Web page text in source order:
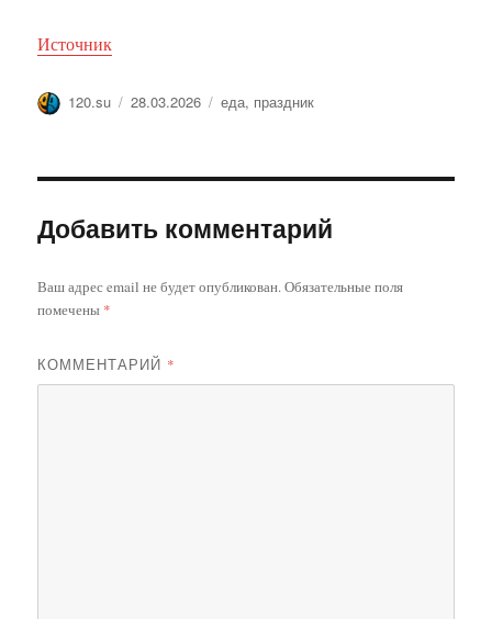
Источник
Автор
120.su Опубликовано
28.03.2026 Метки
еда, праздник
Добавить комментарий
Ваш адрес email не будет опубликован. Обязательные поля
помечены *
КОММЕНТАРИЙ *